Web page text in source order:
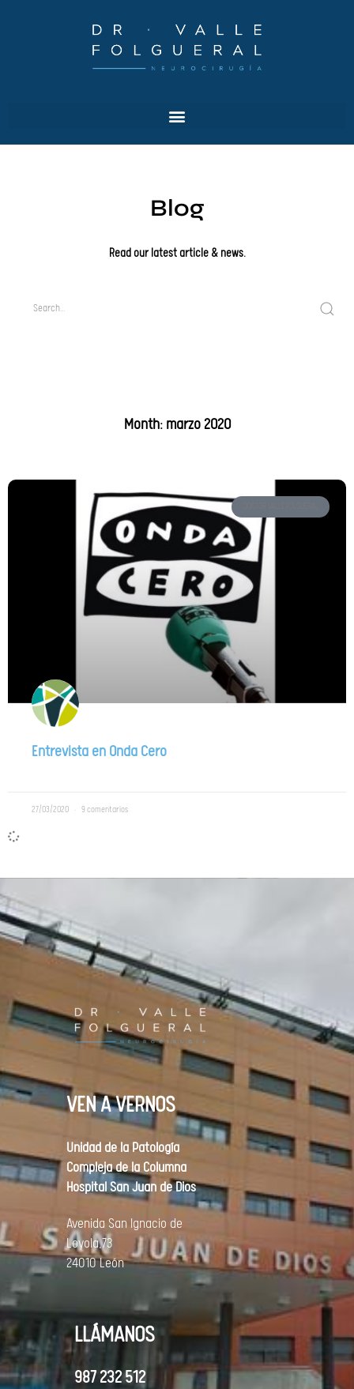
Blog
Read our latest article & news.
Month: marzo 2020
Entrevista en Onda Cero
27/03/2020 9 comentarios
VEN A VERNOS
Unidad de la Patología
Compleja de la Columna
Hospital San Juan de Dios
Avenida San Ignacio de
Loyola,73
24010 León
LLÁMANOS
987 232 512